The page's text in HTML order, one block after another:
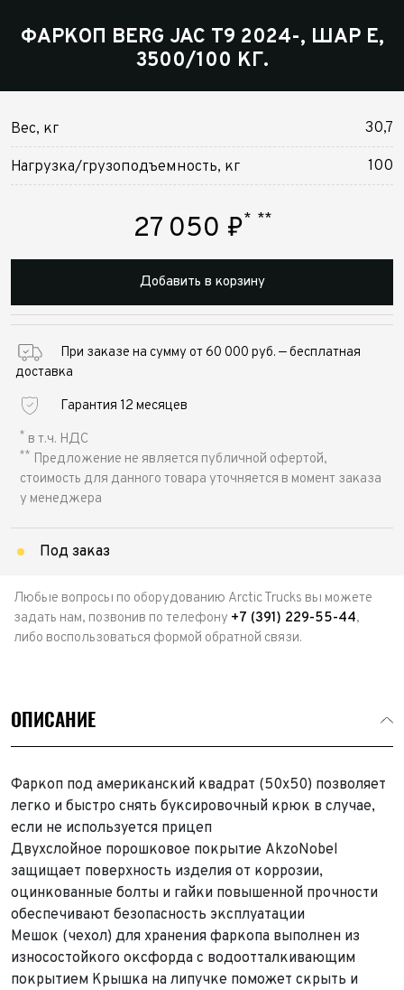
ФАРКОП BERG JAC T9 2024-, ШАР Е,
3500/100 КГ.
Вес, кг
30,7
Нагрузка/грузоподъемность, кг
100
27 050 ₽* **
Добавить в корзину
При заказе на сумму от 60 000 руб. — бесплатная
доставка
Гарантия 12 месяцев
* в т.ч. НДС
** Предложение не является публичной офертой,
стоимость для данного товара уточняется в момент заказа
у менеджера
Под заказ
Любые вопросы по оборудованию Arctic Trucks вы можете
задать нам, позвонив по телефону +7 (391) 229-55-44,
либо воспользоваться формой обратной связи.
ОПИСАНИЕ
Фаркоп под американский квадрат (50х50) позволяет
легко и быстро снять буксировочный крюк в случае,
если не используется прицеп
Двухслойное порошковое покрытие AkzoNobel
защищает поверхность изделия от коррозии,
оцинкованные болты и гайки повышенной прочности
обеспечивают безопасность эксплуатации
Мешок (чехол) для хранения фаркопа выполнен из
износостойкого оксфорда с водоотталкивающим
покрытием Крышка на липучке поможет скрыть и
Обратная связь
Имя*
Телефон*
Выкуп авто
ФИО*
Телефон*
E-mail*
Заявка на оценку
ФИО*
Телефон*